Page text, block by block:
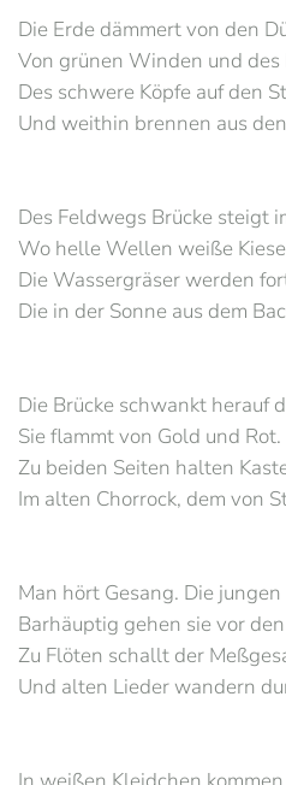
Die Erde dämmert von den
Von grünen Winden und des
Des schwere Köpfe auf den
Und weithin brennen aus
Des Feldwegs Brücke steigt
Wo helle Wellen weiße
Die Wassergräser werden
Die in der Sonne aus dem
Die Brücke schwankt herauf
Sie flammt von Gold und
Zu beiden Seiten halten
Im alten Chorrock, dem von
Man hört Gesang. Die
Barhäuptig gehen sie vor
Zu Flöten schallt der
Und alten Lieder wandern